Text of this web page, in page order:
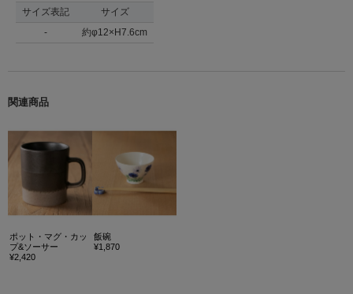
サイズ表記
サイズ
-
約φ12×H7.6cm
関連商品
ポット・マグ・カッ
プ&ソーサー
¥2,420
飯碗
¥1,870